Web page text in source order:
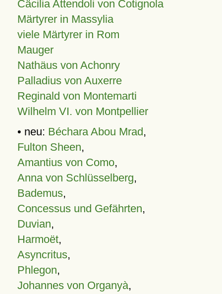
Cäcilia Attendoli von Cotignola
Märtyrer in Massylia
viele Märtyrer in Rom
Mauger
Nathäus von Achonry
Palladius von Auxerre
Reginald von Montemarti
Wilhelm VI. von Montpellier
• neu: Béchara Abou Mrad,
Fulton Sheen,
Amantius von Como,
Anna von Schlüsselberg,
Bademus,
Concessus und Gefährten,
Duvian,
Harmoët,
Asyncritus,
Phlegon,
Johannes von Organyà,